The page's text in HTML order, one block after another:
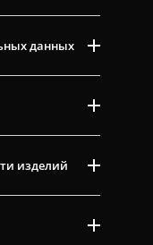
данных
изделий